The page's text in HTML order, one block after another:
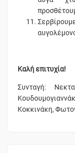
Καλή επιτυχία!
Συνταγή:
Κοκκινάκη,